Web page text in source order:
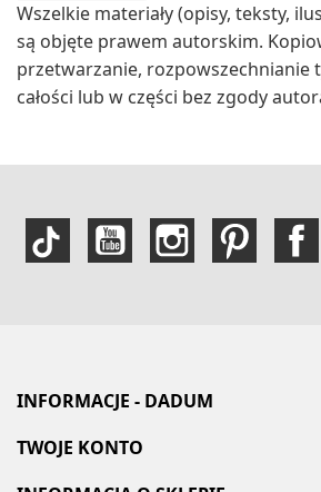
Wszelkie materiały (opisy, teksty,
są objęte prawem autorskim.
przetwarzanie, rozpowszechnianie
całości lub w części bez zgody
INFORMACJE - DADUM
TWOJE KONTO